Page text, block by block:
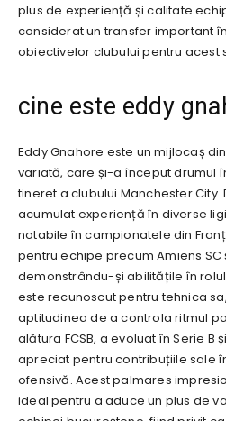
plus de experiență și calitate
considerat un transfer important
obiectivelor clubului pentru acest
cine este eddy
Eddy Gnahore este un mijlocaș
variată, care și-a început drumul
tineret a clubului Manchester
acumulat experiență în diverse
notabile în campionatele din
pentru echipe precum Amiens SC
demonstrându-și abilitățile în
este recunoscut pentru tehnica
aptitudinea de a controla ritmul
alătura FCSB, a evoluat în Serie B
apreciat pentru contribuțiile sale
ofensivă. Acest palmares
ideal pentru a aduce un plus de